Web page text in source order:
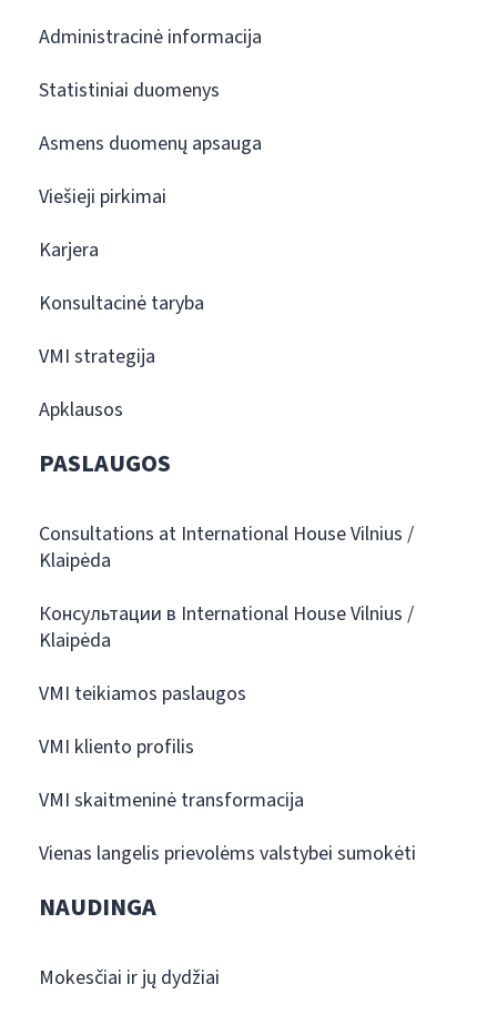
Administracinė informacija
Statistiniai duomenys
Asmens duomenų apsauga
Viešieji pirkimai
Karjera
Konsultacinė taryba
VMI strategija
Apklausos
PASLAUGOS
Consultations at International House Vilnius /
Klaipėda
Консультации в International House Vilnius /
Klaipėda
VMI teikiamos paslaugos
VMI kliento profilis
VMI skaitmeninė transformacija
Vienas langelis prievolėms valstybei sumokėti
NAUDINGA
Mokesčiai ir jų dydžiai